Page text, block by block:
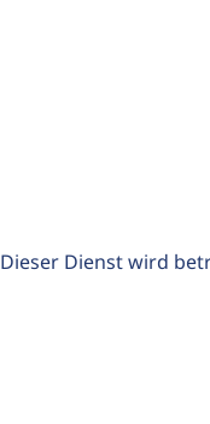
Dieser Dienst wird